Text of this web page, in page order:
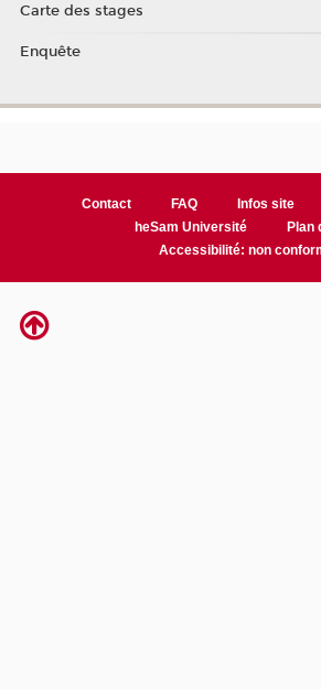
Carte des stages
Enquête
Contact FAQ Infos site
heSam Université
Plan
Accessibilité: non